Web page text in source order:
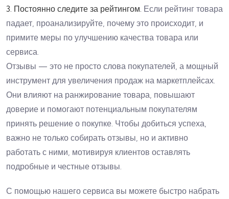
3. Постоянно следите за рейтингом. Если рейтинг товара
падает, проанализируйте, почему это происходит, и
примите меры по улучшению качества товара или
сервиса.
Отзывы — это не просто слова покупателей, а мощный
инструмент для увеличения продаж на маркетплейсах.
Они влияют на ранжирование товара, повышают
доверие и помогают потенциальным покупателям
принять решение о покупке. Чтобы добиться успеха,
важно не только собирать отзывы, но и активно
работать с ними, мотивируя клиентов оставлять
подробные и честные отзывы.
С помощью нашего сервиса вы можете быстро набрать